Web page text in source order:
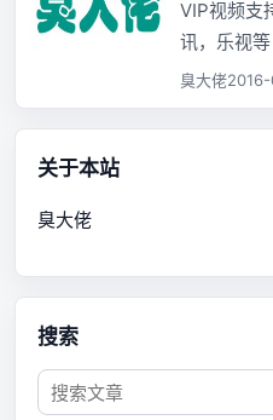
VIP视频支
讯，乐视等
臭大佬
关于本站
臭大佬
搜索